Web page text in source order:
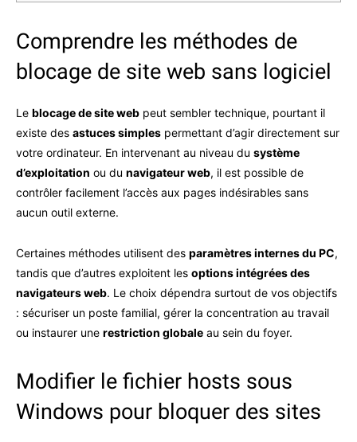
Comprendre les méthodes de
blocage de site web sans logiciel
Le blocage de site web peut sembler technique, pourtant il
existe des astuces simples permettant d’agir directement sur
votre ordinateur. En intervenant au niveau du système
d’exploitation ou du navigateur web, il est possible de
contrôler facilement l’accès aux pages indésirables sans
aucun outil externe.
Certaines méthodes utilisent des paramètres internes du PC,
tandis que d’autres exploitent les options intégrées des
navigateurs web. Le choix dépendra surtout de vos objectifs
: sécuriser un poste familial, gérer la concentration au travail
ou instaurer une restriction globale au sein du foyer.
Modifier le fichier hosts sous
Windows pour bloquer des sites